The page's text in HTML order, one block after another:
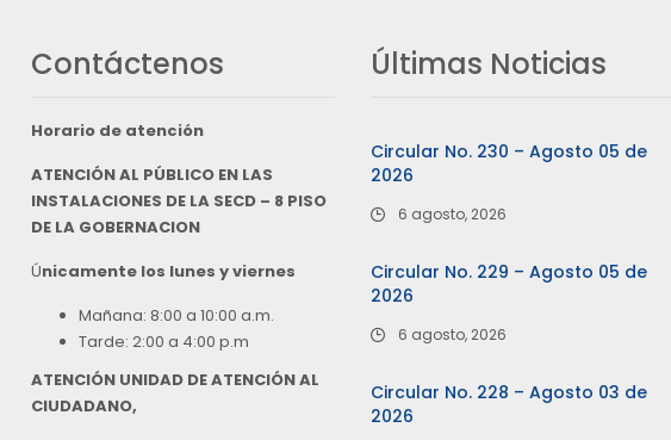
Contáctenos
Horario de atención
ATENCIÓN AL PÚBLICO EN LAS
INSTALACIONES DE LA SECD – 8 PISO
DE LA GOBERNACION
Únicamente los lunes y viernes
Mañana: 8:00 a 10:00 a.m.
Tarde: 2:00 a 4:00 p.m
ATENCIÓN UNIDAD DE ATENCIÓN AL
CIUDADANO,
Últimas Noticias
Circular No. 230 – Agosto 05 de
2026
6 agosto, 2026
Circular No. 229 – Agosto 05 de
2026
6 agosto, 2026
Circular No. 228 – Agosto 03 de
2026